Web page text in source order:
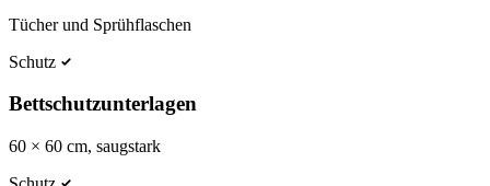
Tücher und Sprühflaschen
Schutz
Bettschutzunterlagen
60 × 60 cm, saugstark